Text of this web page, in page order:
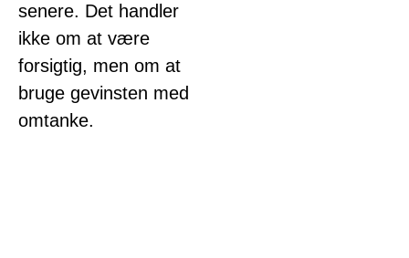
senere. Det handler
ikke om at være
forsigtig, men om at
bruge gevinsten med
omtanke.